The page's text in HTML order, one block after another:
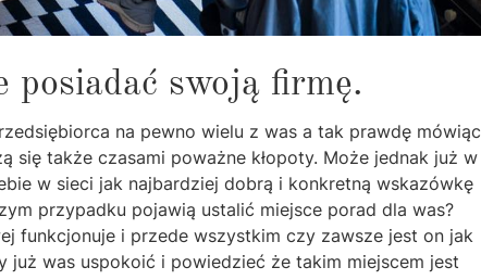
posiadać swoją firmę.
na pewno wielu z was a tak prawdę mówiąc
także czasami poważne kłopoty. Może jednak już w
w sieci jak najbardziej dobrą i konkretną wskazówkę
przypadku pojawią ustalić miejsce porad dla was?
funkcjonuje i przede wszystkim czy zawsze jest on jak
już was uspokoić i powiedzieć że takim miejscem jest